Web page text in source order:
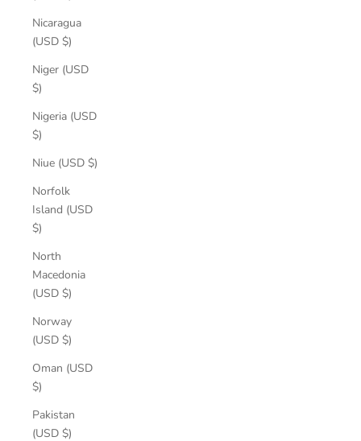
Nicaragua
(USD $)
Niger (USD
$)
Nigeria (USD
$)
Niue (USD $)
Norfolk
Island (USD
$)
North
Macedonia
(USD $)
Norway
(USD $)
Oman (USD
$)
Pakistan
(USD $)